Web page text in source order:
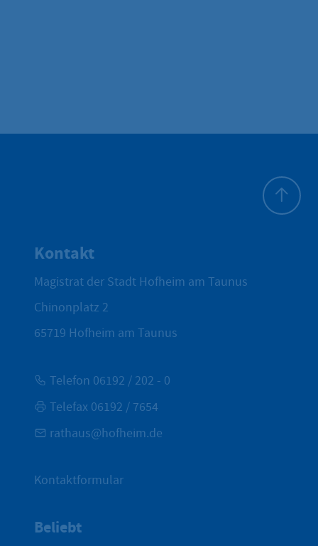
Kontakt
Magistrat der Stadt Hofheim am Taunus
Chinonplatz 2
65719 Hofheim am Taunus
Telefon 06192 / 202 - 0
Telefax 06192 / 7654
rathaus@hofheim.de
Kontaktformular
Beliebt